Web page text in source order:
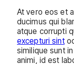
At vero eos et
ducimus qui
atque corrupti
excepturi sint
similique sunt
animi, id est